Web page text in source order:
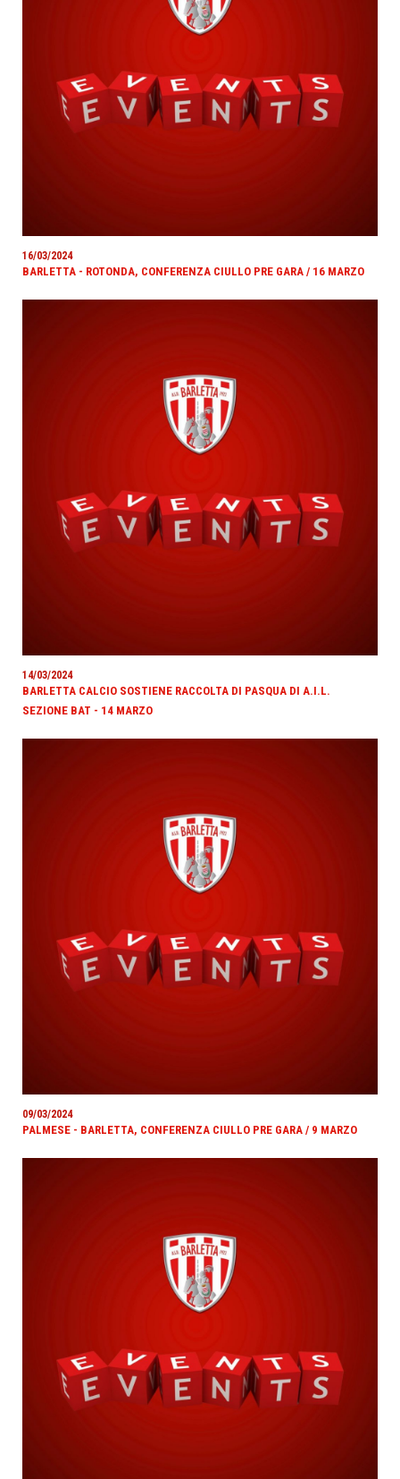
16/03/2024
BARLETTA - ROTONDA, CONFERENZA CIULLO PRE GARA / 16 MARZO
14/03/2024
BARLETTA CALCIO SOSTIENE RACCOLTA DI PASQUA DI A.I.L.
SEZIONE BAT - 14 MARZO
09/03/2024
PALMESE - BARLETTA, CONFERENZA CIULLO PRE GARA / 9 MARZO